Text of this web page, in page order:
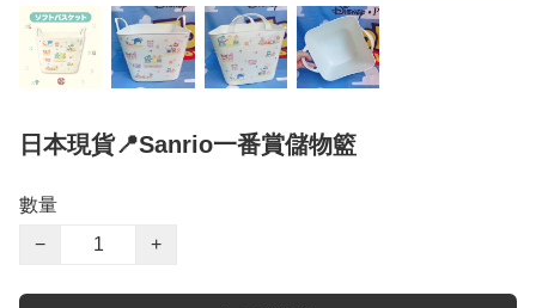
日本現貨📍Sanrio一番賞儲物籃
數量
−
+